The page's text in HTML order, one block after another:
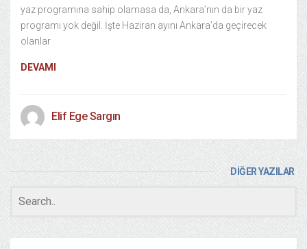
yaz programına sahip olamasa da, Ankara’nın da bir yaz
programı yok değil. İşte Haziran ayını Ankara’da geçirecek
olanlar
DEVAMI
Elif Ege Sargın
DİĞER YAZILAR